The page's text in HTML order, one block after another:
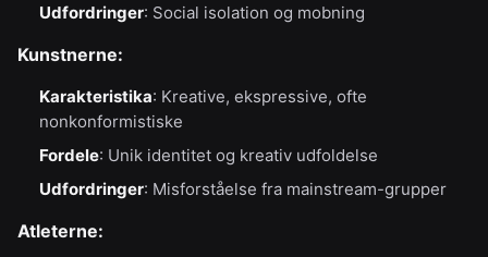
Udfordringer: Social isolation og mobning
Kunstnerne:
Karakteristika: Kreative, ekspressive, ofte
nonkonformistiske
Fordele: Unik identitet og kreativ udfoldelse
Udfordringer: Misforståelse fra mainstream-grupper
Atleterne: